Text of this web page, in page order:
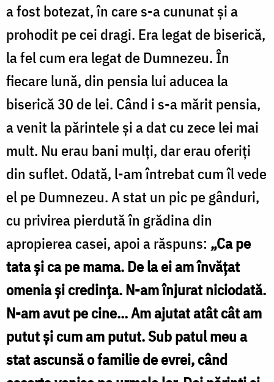
a fost botezat, în care s-a cununat și a
prohodit pe cei dragi. Era legat de biserică,
la fel cum era legat de Dumnezeu. În
fiecare lună, din pensia lui aducea la
biserică 30 de lei. Când i s-a mărit pensia,
a venit la părintele și a dat cu zece lei mai
mult. Nu erau bani mulţi, dar erau oferiţi
din suflet. Odată, l-am întrebat cum îl vede
el pe Dumnezeu. A stat un pic pe gânduri,
cu privirea pierdută în grădina din
apropierea casei, apoi a răspuns: „Ca pe
tata și ca pe mama. De la ei am învățat
omenia și credința. N-am înjurat niciodată.
N-am avut pe cine… Am ajutat atât cât am
putut și cum am putut. Sub patul meu a
stat ascunsă o familie de evrei, când